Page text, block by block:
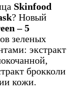
Skinfood
? Новый
– 5
зеленых
экстракт
брокколи
кожи.